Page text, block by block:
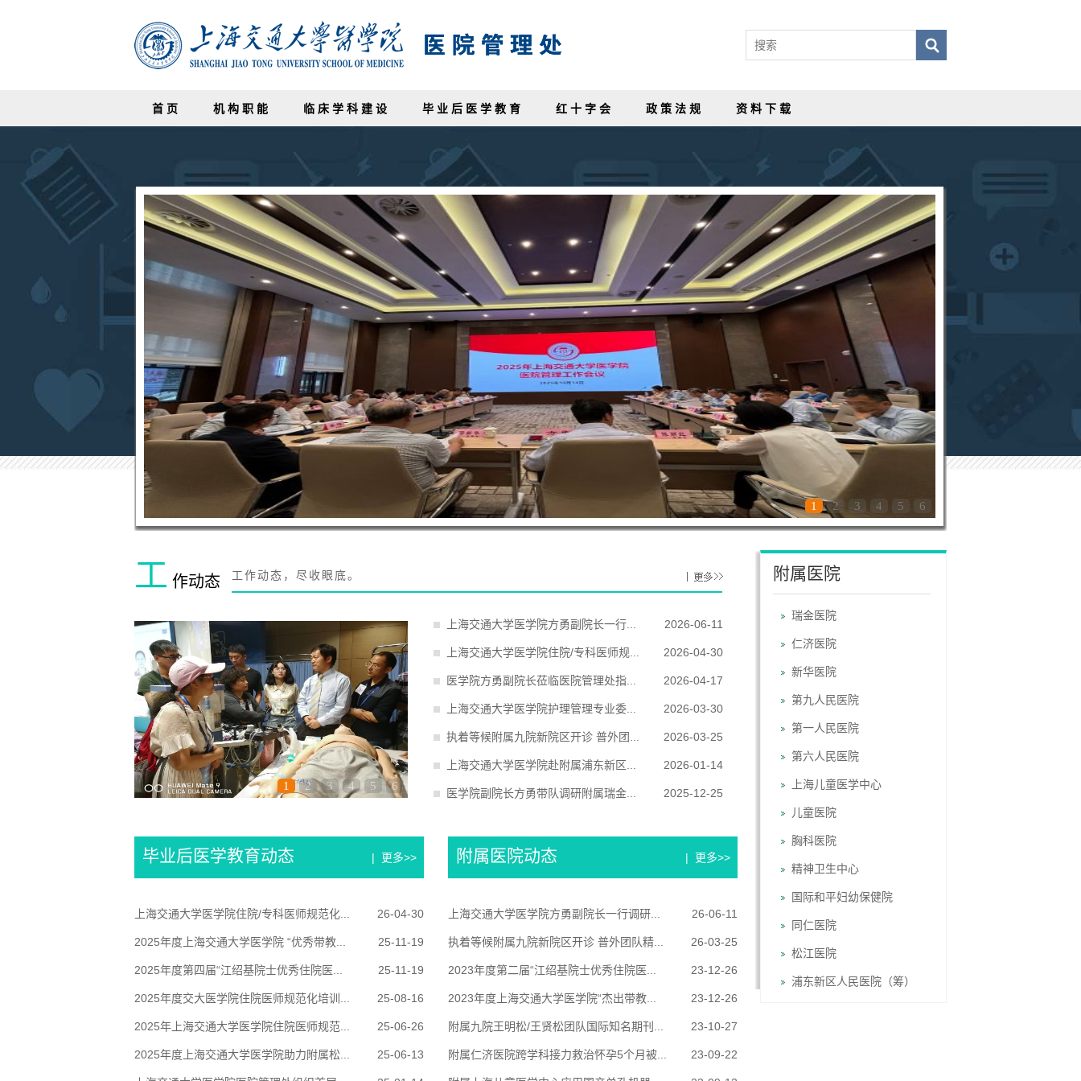
首 页 机 构 职 能 临 床 学 科 建 设 毕 业 后 医 学 教 育 红 十 字 会 政 策 法 规 资 料 下 载
1 2 3 4 5 6
工 作动态 工作动态，尽收眼底。
1 2 3 4 5 6
上海交通大学医学院方勇副院长一行... 2026-06-11
上海交通大学医学院住院/专科医师规... 2026-04-30
医学院方勇副院长莅临医院管理处指... 2026-04-17
上海交通大学医学院护理管理专业委... 2026-03-30
执着等候附属九院新院区开诊 普外团... 2026-03-25
上海交通大学医学院赴附属浦东新区... 2026-01-14
医学院副院长方勇带队调研附属瑞金... 2025-12-25
附属医院
瑞金医院
仁济医院
新华医院
第九人民医院
第一人民医院
第六人民医院
上海儿童医学中心
儿童医院
胸科医院
精神卫生中心
国际和平妇幼保健院
同仁医院
松江医院
浦东新区人民医院（筹）
毕业后医学教育动态
医学院组团亮相上海论坛·2018住院
| 更多>> 附属医院动态
第一人民医院举办第九期上海公济?
上海交通大学医学院住院/专科医师规范化... 26-04-30
2025年度上海交通大学医学院 “优秀带教... 25-11-19
2025年度第四届“江绍基院士优秀住院医... 25-11-19
2025年度交大医学院住院医师规范化培训... 25-08-16
2025年上海交通大学医学院住院医师规范... 25-06-26
2025年度上海交通大学医学院助力附属松... 25-06-13
| 更多>>
上海交通大学医学院方勇副院长一行调研... 26-06-11
执着等候附属九院新院区开诊 普外团队精... 26-03-25
2023年度第二届“江绍基院士优秀住院医... 23-12-26
2023年度上海交通大学医学院“杰出带教... 23-12-26
附属九院王明松/王贤松团队国际知名期刊... 23-10-27
附属仁济医院跨学科接力救治怀孕5个月被... 23-09-22